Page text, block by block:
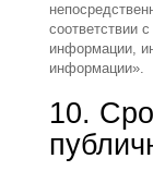
соответствии
информации,
информации».
10.